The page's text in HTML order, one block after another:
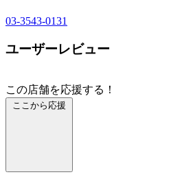
03-3543-0131
ユーザーレビュー
この店舗を応援する！
ここから応援